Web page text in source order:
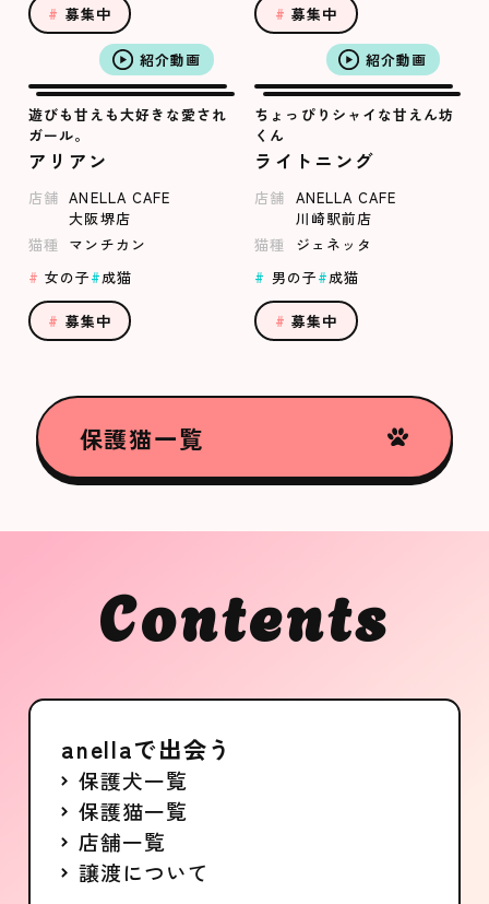
募集中 募集中
紹介動画
遊びも甘えも大好きな愛され
ガール。
アリアン
店舗 ANELLA CAFE
大阪堺店
猫種
マンチカン
女の子
成猫
募集中
紹介動画
ちょっぴりシャイな甘えん坊
くん
ライトニング
店舗 ANELLA CAFE
川崎駅前店
猫種
ジェネッタ
男の子
成猫
募集中
保護猫一覧
Contents
anellaで出会う
保護犬一覧
保護猫一覧
店舗一覧
譲渡について